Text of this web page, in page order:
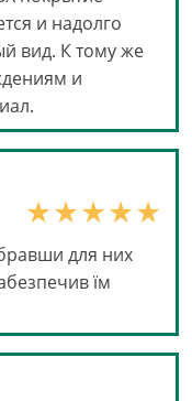
и надолго
вид. К тому же
и
для них
їм